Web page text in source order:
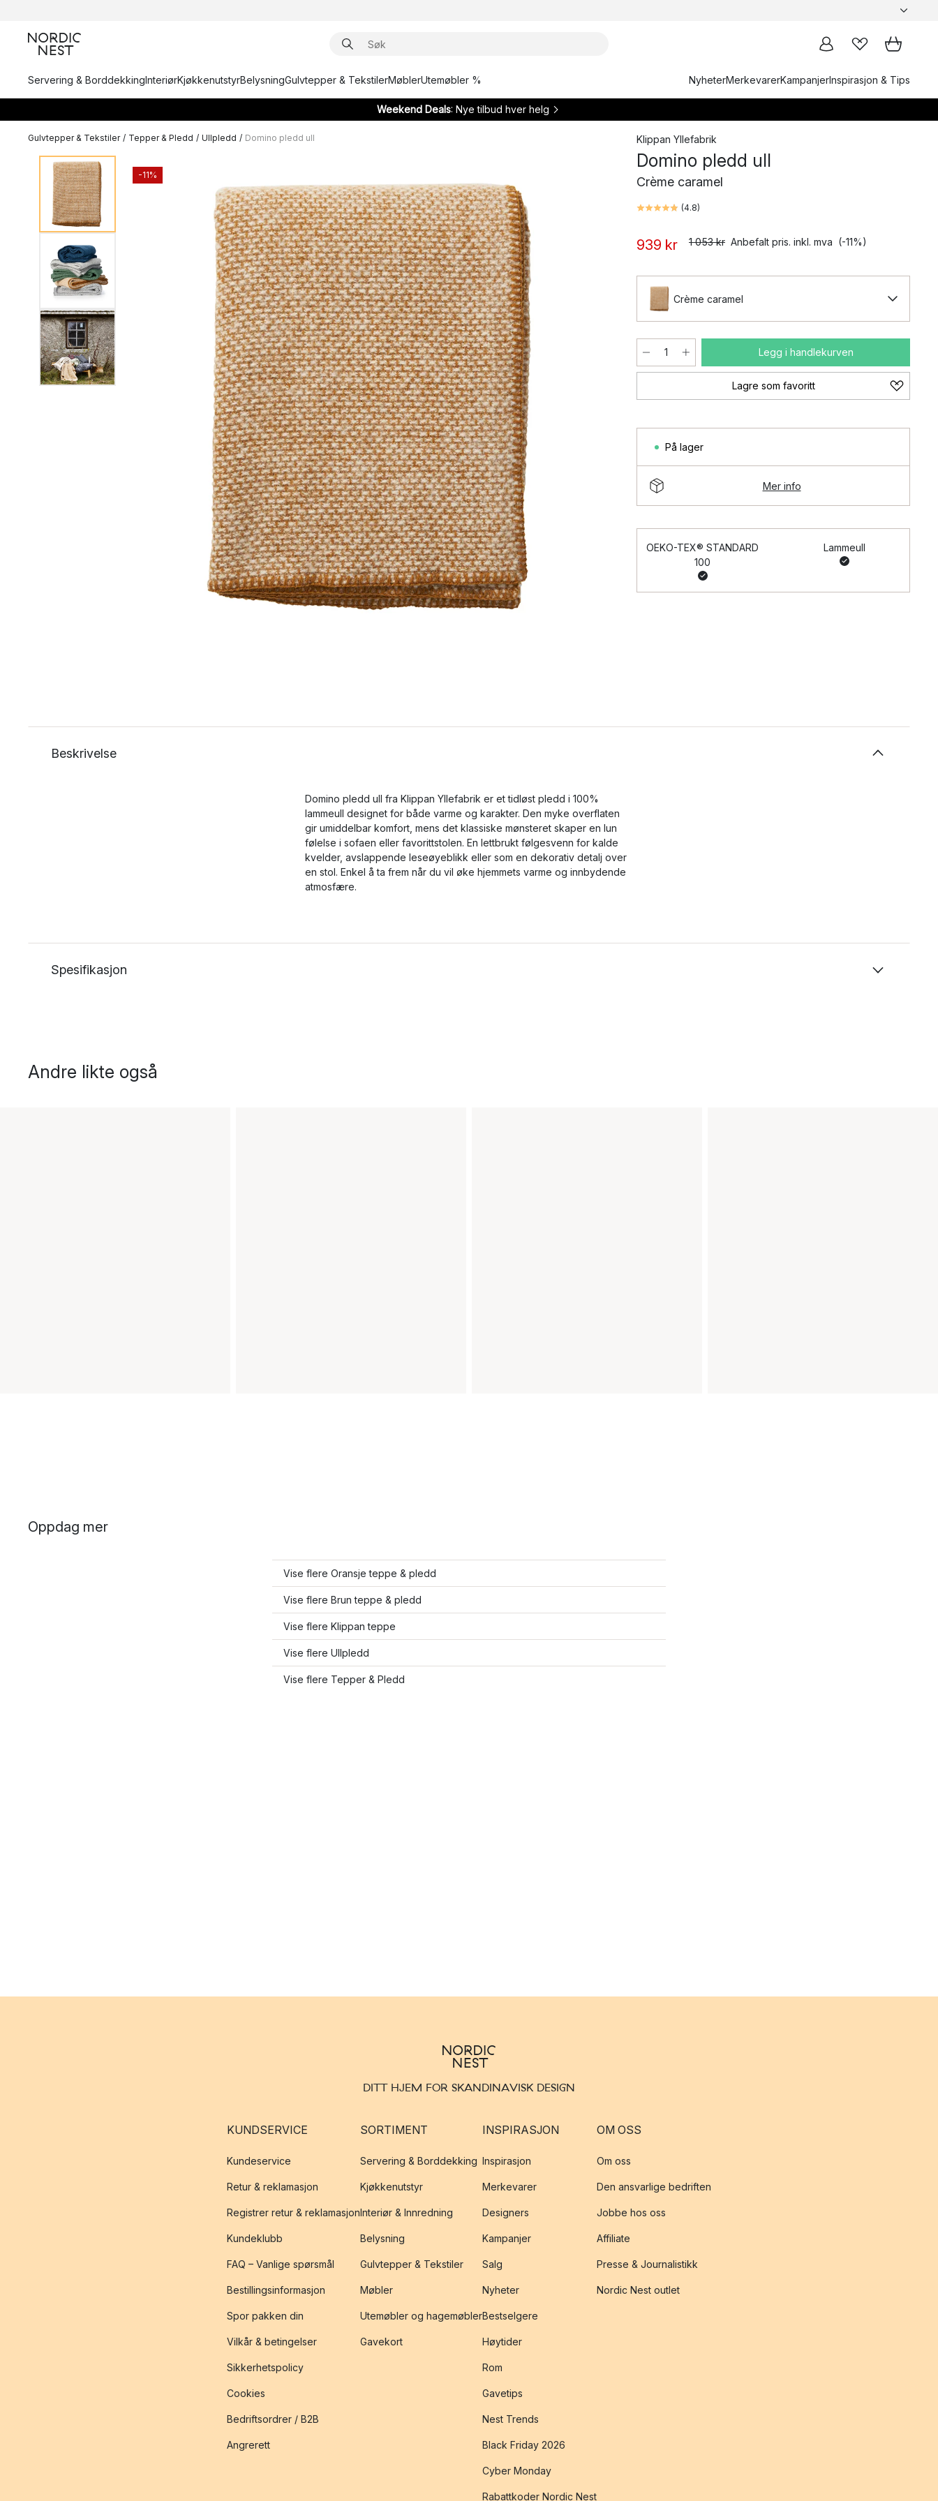
Servering & BorddekkingInteriørKjøkkenutstyrBelysningGulvtepper & TekstilerMøblerUtemøbler % NyheterMerkevarerKampanjerInspirasjon & Tips
Weekend Deals: Nye tilbud hver helg
Gulvtepper & Tekstiler / Tepper & Pledd / Ullpledd / Domino pledd ull
-11%
Klippan Yllefabrik
Domino pledd ull
Crème caramel
(4.8)
939 kr 1 053 kr Anbefalt pris. inkl. mva (-11%)
Crème caramel
Legg i handlekurven
Lagre som favoritt
På lager
Mer info
OEKO-TEX® STANDARD
100
Lammeull
Beskrivelse
Domino pledd ull fra Klippan Yllefabrik er et tidløst pledd i 100%
lammeull designet for både varme og karakter. Den myke overflaten
gir umiddelbar komfort, mens det klassiske mønsteret skaper en lun
følelse i sofaen eller favorittstolen. En lettbrukt følgesvenn for kalde
kvelder, avslappende leseøyeblikk eller som en dekorativ detalj over
en stol. Enkel å ta frem når du vil øke hjemmets varme og innbydende
atmosfære.
Spesifikasjon
Andre likte også
Oppdag mer
Vise flere Oransje teppe & pledd
Vise flere Brun teppe & pledd
Vise flere Klippan teppe
Vise flere Ullpledd
Vise flere Tepper & Pledd
DITT HJEM FOR SKANDINAVISK DESIGN
KUNDSERVICE
Kundeservice
Retur & reklamasjon
Registrer retur & reklamasjon
Kundeklubb
FAQ – Vanlige spørsmål
Bestillingsinformasjon
Spor pakken din
Vilkår & betingelser
Sikkerhetspolicy
Cookies
Bedriftsordrer / B2B
Angrerett
SORTIMENT
Servering & Borddekking
Kjøkkenutstyr
Interiør & Innredning
Belysning
Gulvtepper & Tekstiler
Møbler
Utemøbler og hagemøbler
Gavekort
INSPIRASJON
Inspirasjon
Merkevarer
Designers
Kampanjer
Salg
Nyheter
Bestselgere
Høytider
Rom
Gavetips
Nest Trends
Black Friday 2026
Cyber Monday
Rabattkoder Nordic Nest
OM OSS
Om oss
Den ansvarlige bedriften
Jobbe hos oss
Affiliate
Presse & Journalistikk
Nordic Nest outlet